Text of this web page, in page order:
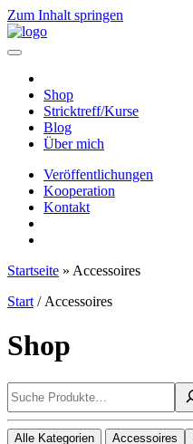
Zum Inhalt springen
Hauptnavigation
Shop
Stricktreff/Kurse
Blog
Über mich
Veröffentlichungen
Kooperation
Kontakt
Startseite » Accessoires
Start / Accessoires
Shop
Suchen
Alle Kategorien Accessoires